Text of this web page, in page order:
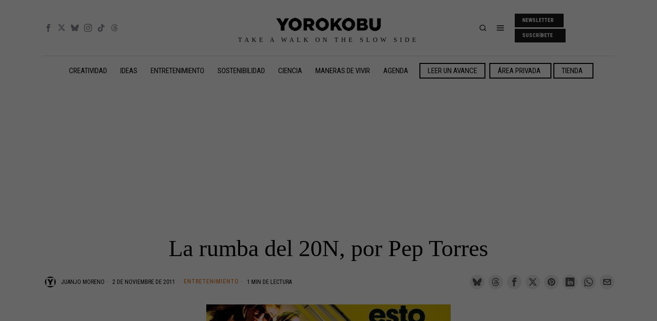
TAKE A WALK ON THE SLOW SIDE
NEWSLETTER
SUSCRÍBETE
CREATIVIDAD IDEAS ENTRETENIMIENTO SOSTENIBILIDAD CIENCIA MANERAS DE VIVIR AGENDA LEER UN AVANCE ÁREA PRIVADA TIENDA
La rumba del 20N, por Pep Torres
JUANJO MORENO 2 DE NOVIEMBRE DE 2011 ENTRETENIMIENTO 1 MIN DE LECTURA